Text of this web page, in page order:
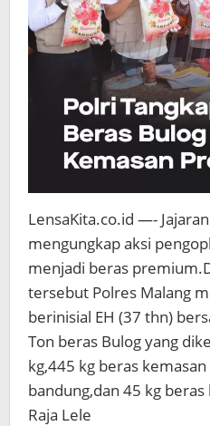
LensaKita.co.id —-
mengungkap aksi
menjadi beras
tersebut Polres Malang
berinisial EH (37 thn)
Ton beras Bulog yang
kg,445 kg beras
bandung,dan 45 kg
Raja Lele